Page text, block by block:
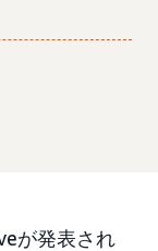
が発表され